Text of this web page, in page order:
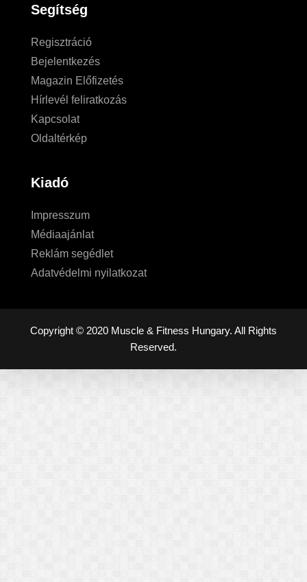
Segítség
Regisztráció
Bejelentkezés
Magazin Előfizetés
Hírlevél feliratkozás
Kapcsolat
Oldaltérkép
Kiadó
Impresszum
Médiaajánlat
Reklám segédlet
Adatvédelmi nyilatkozat
Copyright © 2020 Muscle & Fitness Hungary. All Rights
Reserved.